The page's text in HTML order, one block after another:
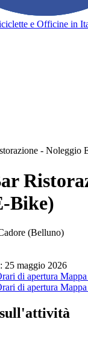
e Officine in
- Noleggio
Bike)
(Belluno)
25 maggio 2026
di apertura Mappa
di apertura Mappa